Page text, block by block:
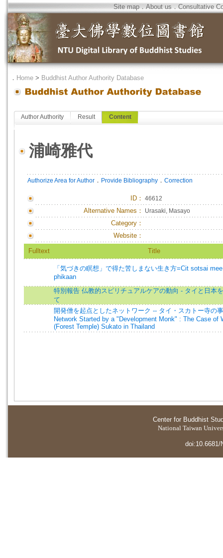
Site map．About us．Consultative
． Home > Buddhist Author Authority Database
Author Authority Result Content
浦崎雅代
Authorize Area for Author ． Provide Bibliography ． Correction
ID ： 46612
Alternative Names： Urasaki, Masayo
Category：
Website：
Fulltext Title
「気づきの瞑想」で得た苦しまない生き方=Cit sotsai
phikaan
特別報告 仏教的スピリチュアルケアの動向 - タイと日本
て
開発僧を起点としたネットワーク -- タイ・スカトー寺の
Network Started by a "Development Monk" : The Case of
(Forest Temple) Sukato in Thailand
Center for Buddhist
National Taiwan
doi:10.6681/